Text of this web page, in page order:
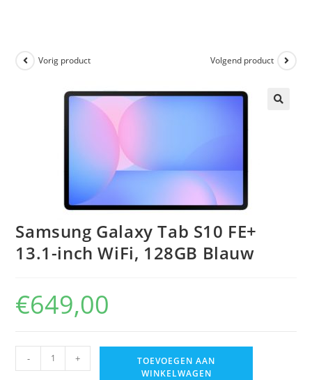
Vorig product Volgend product
Samsung Galaxy Tab S10 FE+
13.1-inch WiFi, 128GB Blauw
€649,00
- +
TOEVOEGEN AAN
WINKELWAGEN